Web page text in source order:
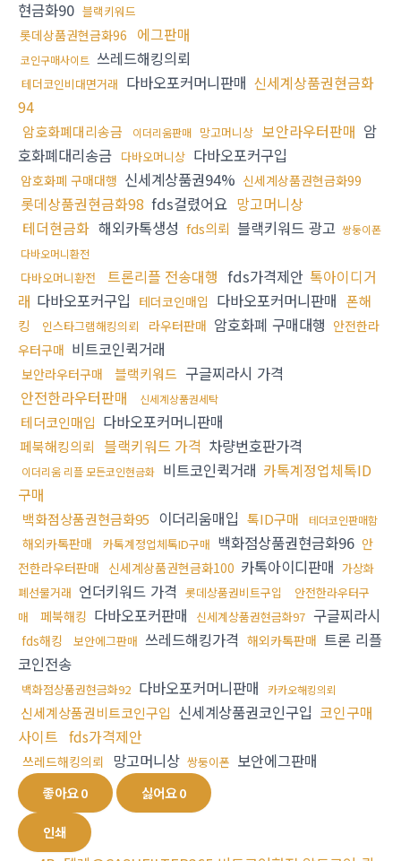
현금화90 블랙키워드
롯데상품권현금화96 에그판매
코인구매사이트 쓰레드해킹의뢰
테더코인비대면거래 다바오포커머니판매 신세계상품권현금화
94
암호화폐대리송금 이더리움판매 망고머니상 보안라우터판매 암
호화폐대리송금 다바오머니상 다바오포커구입
암호화폐 구매대행 신세계상품권94% 신세계상품권현금화99
롯데상품권현금화98 fds걸렸어요 망고머니상
테더현금화 해외카톡생성 fds의뢰 블랙키워드 광고 쌍둥이폰
다바오머니환전
다바오머니환전 트론리플 전송대행 fds가격제안 톡아이디거
래 다바오포커구입 테더코인매입 다바오포커머니판매 폰해
킹
인스타그램해킹의뢰 라우터판매 암호화폐 구매대행 안전한라
우터구매 비트코인퀵거래
보안라우터구매 블랙키워드 구글찌라시 가격
안전한라우터판매
신세계상품권세탁
테더코인매입 다바오포커머니판매
페북해킹의뢰 블랙키워드 가격 차량번호판가격
이더리움 리플 모든코인현금화 비트코인퀵거래 카톡계정업체톡ID
구매
백화점상품권현금화95 이더리움매입 톡ID구매 테더코인판매함
해외카톡판매 카톡계정업체톡ID구매 백화점상품권현금화96 안
전한라우터판매 신세계상품권현금화100 카톡아이디판매 가상화
폐선물거래 언더키워드 가격 롯데상품권비트구입
안전한라우터구
매
페북해킹 다바오포커판매 신세계상품권현금화97 구글찌라시
fds해킹 보안에그판매 쓰레드해킹가격 해외카톡판매 트론 리플
코인전송
백화점상품권현금화92 다바오포커머니판매 카카오해킹의뢰
신세계상품권비트코인구입 신세계상품권코인구입 코인구매
사이트 fds가격제안
쓰레드해킹의뢰 망고머니상 쌍둥이폰 보안에그판매
좋아요0 싫어요0
인쇄